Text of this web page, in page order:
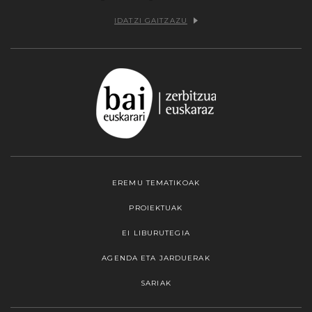
IDATZI GAITZAZU
EREMU TEMATIKOAK
PROIEKTUAK
EI LIBURUTEGIA
AGENDA ETA JARDUERAK
SARIAK